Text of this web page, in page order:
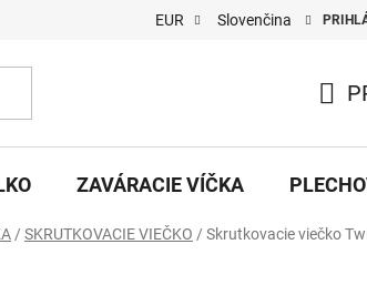
EUR Slovenčina
ZAVÁRACIE VÍČKA
/ SKRUTKOVACIE VIEČKO / Skrutkovacie viečko